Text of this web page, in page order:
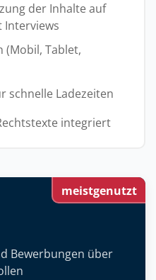
der Inhalte auf
Interviews
(Mobil, Tablet,
schnelle Ladezeiten
integriert
meistgenutzt
Bewerbungen über